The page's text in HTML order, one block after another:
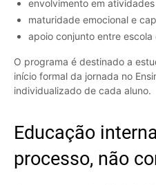
envolvimento em
maturidade emocional e
apoio conjunto entre escola
O programa é destinado a
início formal da jornada no
individualizado de cada aluno.
Educação
processo, não